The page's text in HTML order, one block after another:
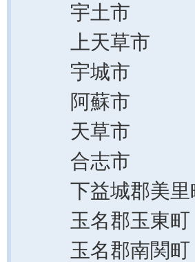
宇土市
上天草市
宇城市
阿蘇市
天草市
合志市
下益城郡美里
玉名郡玉東町
玉名郡南関町